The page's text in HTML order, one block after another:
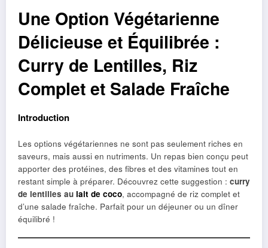
Une Option Végétarienne
Délicieuse et Équilibrée :
Curry de Lentilles, Riz
Complet et Salade Fraîche
Introduction
Les options végétariennes ne sont pas seulement riches en
saveurs, mais aussi en nutriments. Un repas bien conçu peut
apporter des protéines, des fibres et des vitamines tout en
restant simple à préparer. Découvrez cette suggestion : curry
de lentilles au lait de coco, accompagné de riz complet et
d’une salade fraîche. Parfait pour un déjeuner ou un dîner
équilibré !